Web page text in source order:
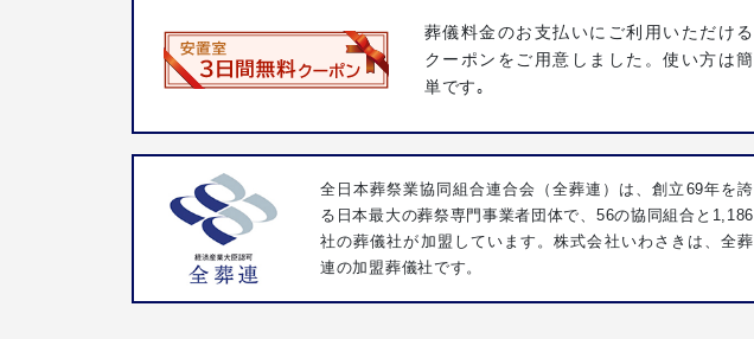
葬儀料金のお支払いにご利用いただける
クーポンをご用意しました。使い方は簡
単です｡
全日本葬祭業協同組合連合会（全葬連）は、創立69年を誇
る日本最大の葬祭専門事業者団体で、56の協同組合と1,186
社の葬儀社が加盟しています。株式会社いわさきは、全葬
連の加盟葬儀社です。